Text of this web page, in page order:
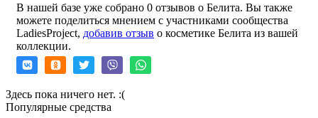
В нашей базе уже собрано 0 отзывов о Белита. Вы также
можете поделиться мнением с участниками сообщества
LadiesProject, добавив отзыв о косметике Белита из вашей
коллекции.
Здесь пока ничего нет. :(
Популярные средства